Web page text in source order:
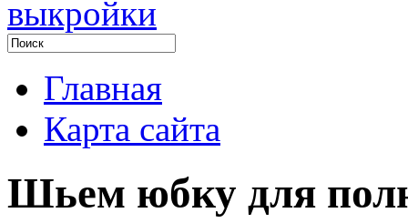
Главная
Карта сайта
Шьем юбку для